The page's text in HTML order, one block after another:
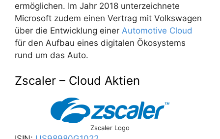
ermöglichen. Im Jahr 2018 unterzeichnete
Microsoft zudem einen Vertrag mit Volkswagen
über die Entwicklung einer Automotive Cloud
für den Aufbau eines digitalen Ökosystems
rund um das Auto.
Zscaler – Cloud Aktien
Zscaler Logo